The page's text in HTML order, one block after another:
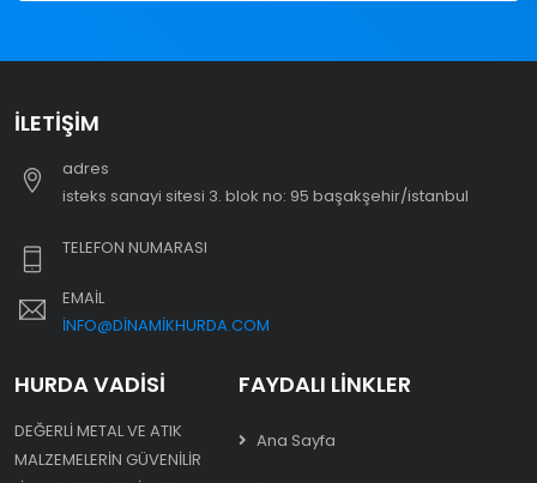
İLETIŞIM
adres
i̇steks sanayi sitesi 3. blok no: 95 başakşehir/i̇stanbul
TELEFON NUMARASI
EMAIL
INFO@DINAMIKHURDA.COM
HURDA VADISI
DEĞERLI METAL VE ATIK
MALZEMELERIN GÜVENILIR
FAYDALI LINKLER
Ana Sayfa